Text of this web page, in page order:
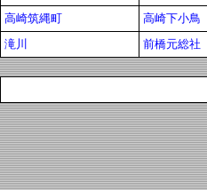
高崎筑縄町
高崎下小鳥
滝川
前橋元総社